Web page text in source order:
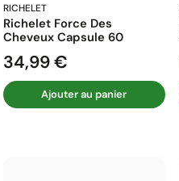
RICHELET
Richelet Force Des
Cheveux Capsule 60
Prix
34,99 €
Ajouter au panier